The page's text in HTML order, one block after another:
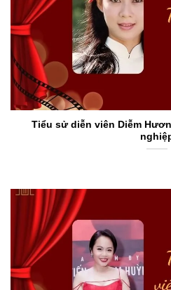
Tiểu sử diễn viên Diễm